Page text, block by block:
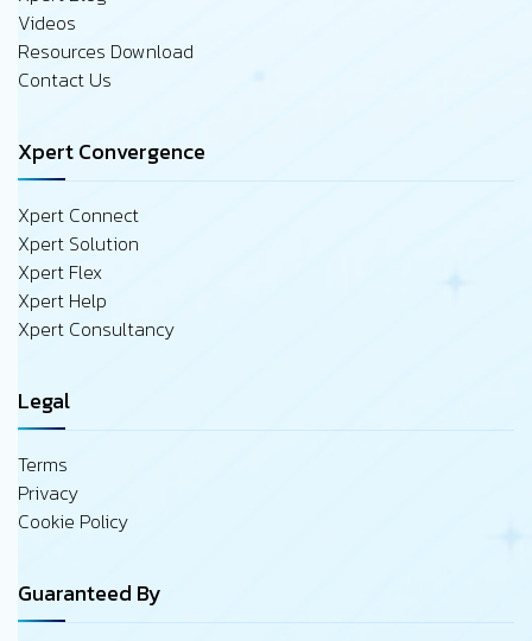
Videos
Resources Download
Contact Us
Xpert Convergence
Xpert Connect
Xpert Solution
Xpert Flex
Xpert Help
Xpert Consultancy
Legal
Terms
Privacy
Cookie Policy
Guaranteed By